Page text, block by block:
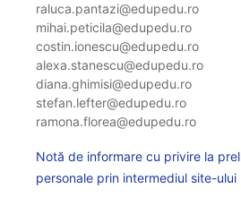
raluca.pantazi@edupedu.ro
mihai.peticila@edupedu.ro
costin.ionescu@edupedu.ro
alexa.stanescu@edupedu.ro
diana.ghimisi@edupedu.ro
stefan.lefter@edupedu.ro
ramona.florea@edupedu.ro
Notă de informare cu privire la
personale prin intermediul site-ului